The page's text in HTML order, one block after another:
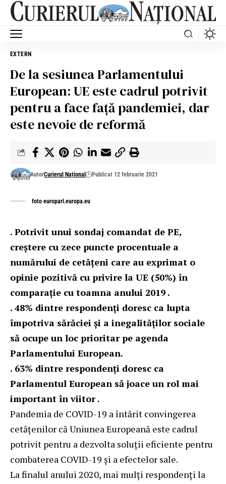
EXTERN
De la sesiunea Parlamentului
European: UE este cadrul potrivit
pentru a face faţă pandemiei, dar
este nevoie de reformă
AutorCurierul Național Publicat 12 februarie 2021
foto europarl.europa.eu
. Potrivit unui sondaj comandat de PE,
creștere cu zece puncte procentuale a
numărului de cetăţeni care au exprimat o
opinie pozitivă cu privire la UE (50%) în
comparație cu toamna anului 2019 .
. 48% dintre respondenți doresc ca lupta
împotriva sărăciei și a inegalităţilor sociale
să ocupe un loc prioritar pe agenda
Parlamentului European.
. 63% dintre respondenți doresc ca
Parlamentul European să joace un rol mai
important în viitor .
Pandemia de COVID-19 a întărit convingerea
cetăţenilor că Uniunea Europeană este cadrul
potrivit pentru a dezvolta soluții eficiente pentru
combaterea COVID-19 și a efectelor sale.
La finalul anului 2020, mai mulţi respondenți la